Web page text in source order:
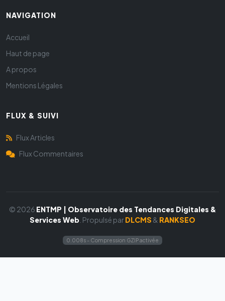
NAVIGATION
Accueil
Haut de page
A propos
Mentions Légales
FLUX & SUIVI
Flux Articles
Flux Commentaires
© 2026 ENTMP | Observatoire des Tendances Digitales &
Services Web . Propulsé parDLCMS & RANKSEO
0.008s - Compression GZIP activée